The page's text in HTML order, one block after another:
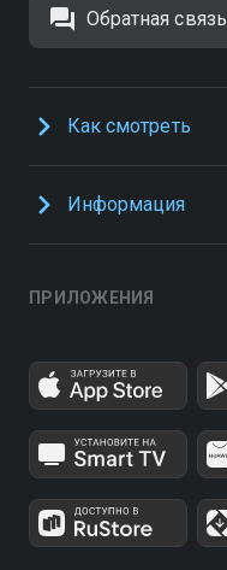
Обратная связь
Как смотреть
Информация
ПРИЛОЖЕНИЯ